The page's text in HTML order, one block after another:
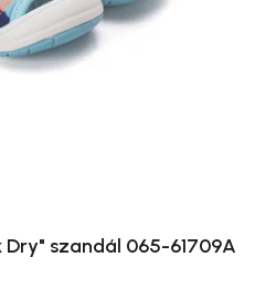
Dry" szandál 065-61709A